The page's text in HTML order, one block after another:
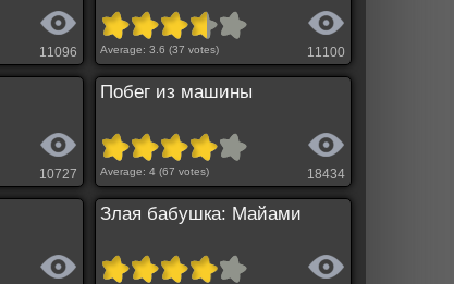
11096 Average: 3.6 (37 votes) 11100
10727
Побег из машины
Average: 4 (67 votes) 18434
Злая бабушка: Майами